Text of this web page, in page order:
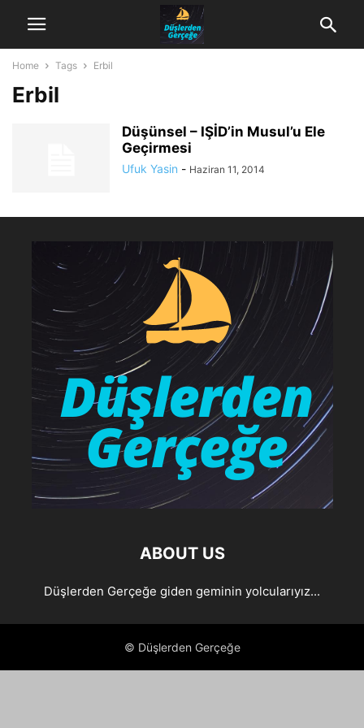
Home Tags Erbil
Erbil
Düşünsel – IŞİD’in Musul’u Ele
Geçirmesi
Ufuk Yasin - Haziran 11, 2014
ABOUT US
Düşlerden Gerçeğe giden geminin yolcularıyız...
© Düşlerden Gerçeğe